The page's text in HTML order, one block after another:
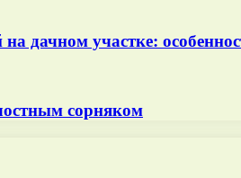
дачном участке:
сорняком